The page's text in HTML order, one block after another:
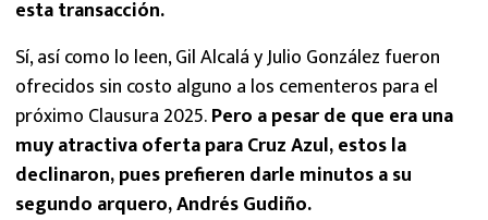
esta transacción.
Sí, así como lo leen, Gil Alcalá y Julio González fueron
ofrecidos sin costo alguno a los cementeros para el
próximo Clausura 2025.Pero a pesar de que era una
muy atractiva oferta para Cruz Azul, estos la
declinaron, pues prefieren darle minutos a su
segundo arquero, Andrés Gudiño.